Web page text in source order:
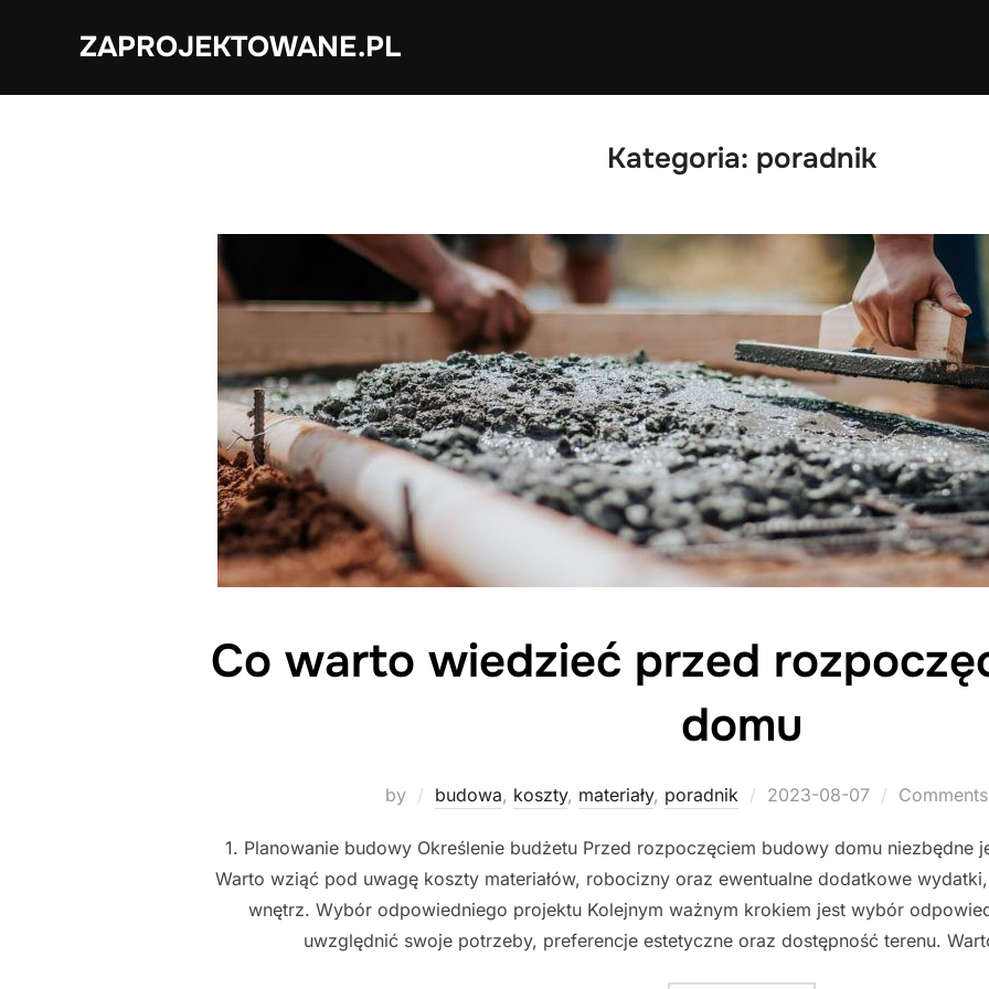
ZAPROJEKTOWANE.PL
Kategoria: poradnik
Co warto wiedzieć przed
domu
by budowa, koszty, materiały, poradnik
Posted
2023-08-07
1. Planowanie budowy Określenie budżetu Przed rozpoczęciem budowy domu niezbędne
Warto wziąć pod uwagę koszty materiałów, robocizny oraz ewentualne dodatkowe
wnętrz. Wybór odpowiedniego projektu Kolejnym ważnym krokiem jest wybór
uwzględnić swoje potrzeby, preferencje estetyczne oraz dostępność terenu.